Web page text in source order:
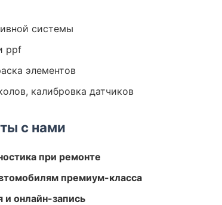
системы
ppf
элементов
калибровка датчиков
с нами
при ремонте
премиум-класса
онлайн-запись